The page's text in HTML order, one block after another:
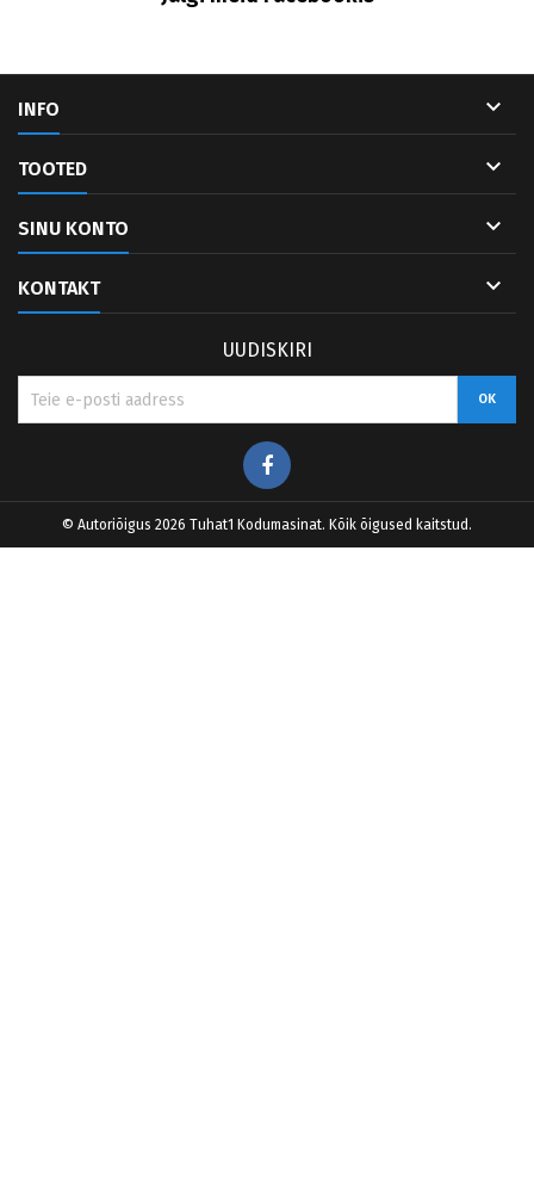
INFO 
TOOTED 
SINU KONTO 
KONTAKT 
UUDISKIRI
Facebook
© Autoriõigus 2026 Tuhat1 Kodumasinat. Kõik õigused kaitstud.